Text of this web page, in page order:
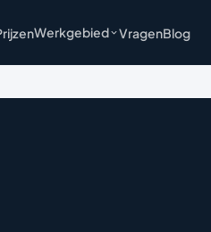
Werkgebied VragenBlog